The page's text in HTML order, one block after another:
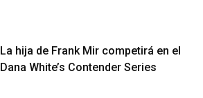
La hija de Frank Mir competirá en el
Dana White’s Contender Series